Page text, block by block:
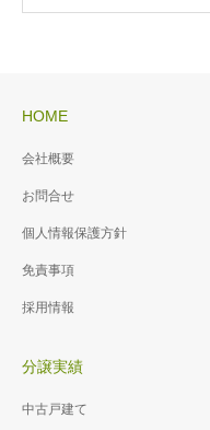
HOME
会社概要
お問合せ
個人情報保護方針
免責事項
採用情報
分譲実績
中古戸建て